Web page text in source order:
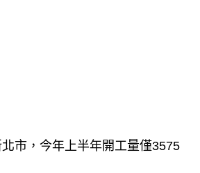
市，今年上半年開工量僅3575